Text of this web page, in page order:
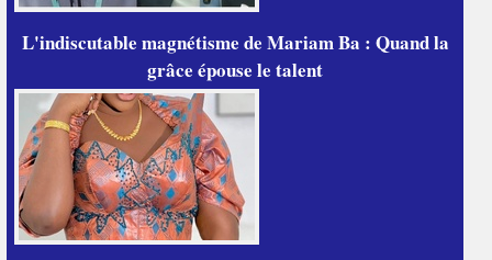
L'indiscutable magnétisme de Mariam Ba : Quand la
grâce épouse le talent